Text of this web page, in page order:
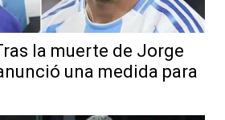
la muerte de Jorge
una medida para